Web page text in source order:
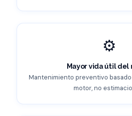
⚙️
Mayor vida útil del
Mantenimiento preventivo
motor, no